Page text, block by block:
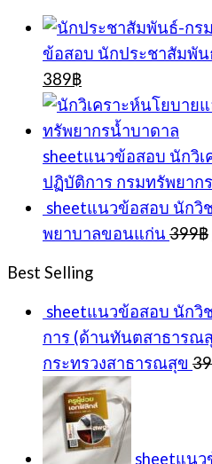
ข้อสอบ นักประชาสัมพั
Original
price
was:
399฿.
389฿Current
price
is:
389฿.
sheetแนวข้อสอบ นักวิ
ปฏิบัติการ กรมทรัพยาก
sheetแนวข้อสอบ นักวิ
พยาบาลขอนแก่น 399฿
Best Selling
sheetแนวข้อสอบ นัก
การ (ด้านทันตสาธารณ
กระทรวงสาธารณสุข
sheetแนว